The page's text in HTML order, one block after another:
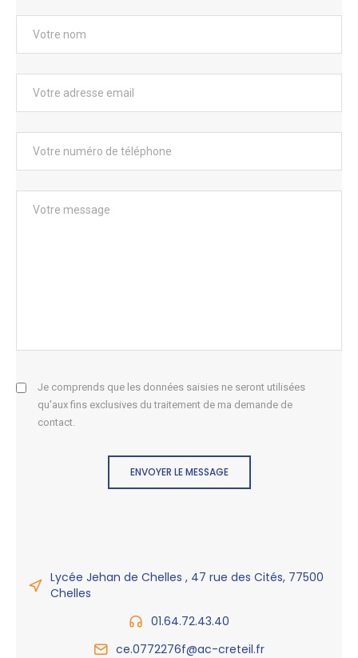
Je comprends que les données saisies ne seront utilisées
qu'aux fins exclusives du traitement de ma demande de
contact.
ENVOYER LE MESSAGE
Lycée Jehan de Chelles , 47 rue des Cités, 77500
Chelles
01.64.72.43.40
ce.0772276f@ac-creteil.fr